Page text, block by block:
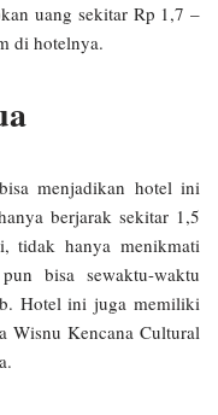
uang sekitar Rp 1,7 –
di hotelnya.
menjadikan hotel ini
berjarak sekitar 1,5
tidak hanya menikmati
bisa sewaktu-waktu
Hotel ini juga memiliki
Wisnu Kencana Cultural